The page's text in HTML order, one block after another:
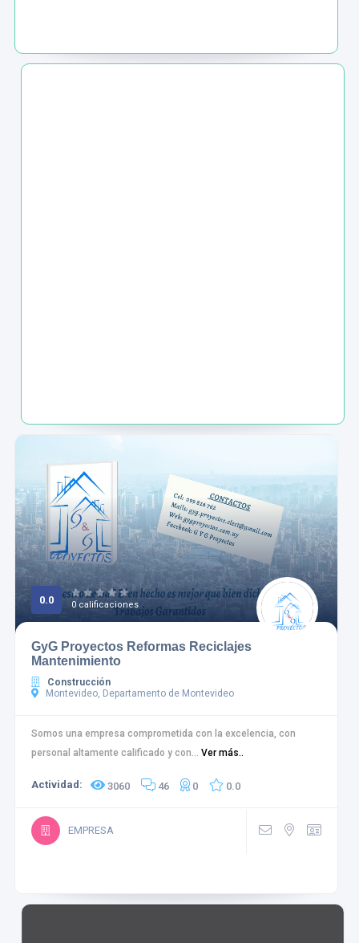
0.0 0 calificaciones
GyG Proyectos Reformas Reciclajes
Mantenimiento
Construcción
Montevideo, Departamento de Montevideo
Somos una empresa comprometida con la excelencia, con
personal altamente calificado y con... Ver más..
Actividad: 3060 46 0 0.0
EMPRESA